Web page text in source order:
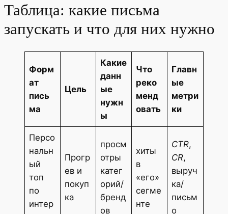
Таблица: какие письма
запускать и что для них нужно
Форм
ат
пись
ма
Цель
Какие
данн
ые
нужн
ы
Что
реко
менд
овать
Главн
ые
метри
ки
Персо
нальн
ый
топ
по
интер
Прогр
ев и
покуп
ка
просм
отры
катег
орий/
бренд
ов
хиты
в
«его»
сегме
нте
CTR,
CR,
выруч
ка/
письм
о